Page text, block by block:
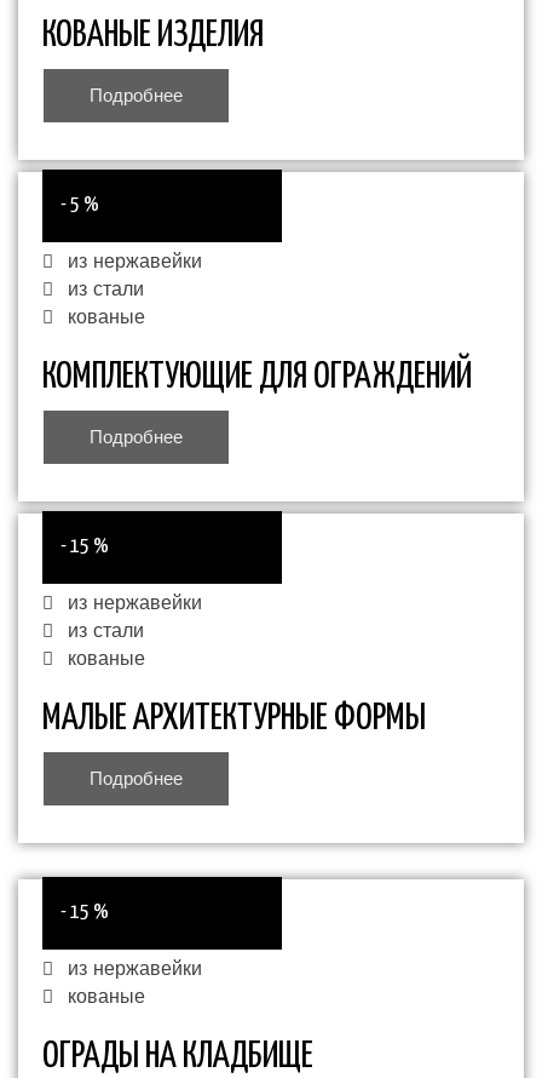
КОВАНЫЕ ИЗДЕЛИЯ
Подробнее
- 5 %
из нержавейки
из стали
кованые
КОМПЛЕКТУЮЩИЕ ДЛЯ ОГРАЖДЕНИЙ
Подробнее
- 15 %
из нержавейки
из стали
кованые
МАЛЫЕ АРХИТЕКТУРНЫЕ ФОРМЫ
Подробнее
- 15 %
из нержавейки
кованые
ОГРАДЫ НА КЛАДБИЩЕ